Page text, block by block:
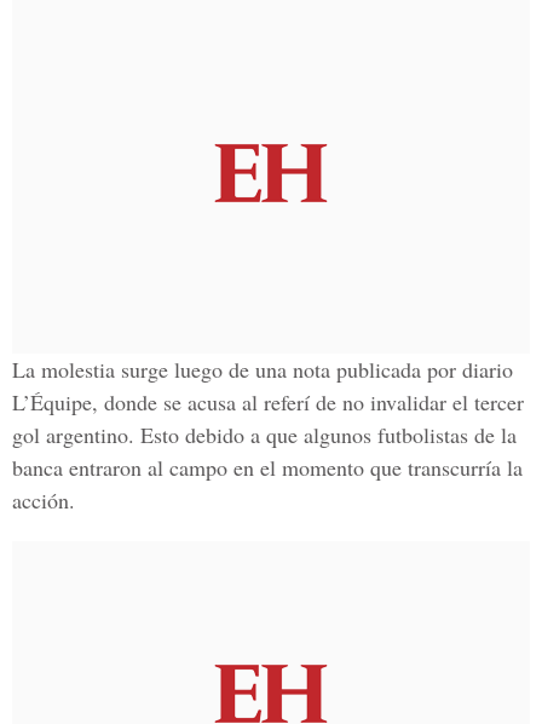
La molestia surge luego de una nota publicada por diario
L’Équipe, donde se acusa al referí de no invalidar el tercer
gol argentino. Esto debido a que algunos futbolistas de la
banca entraron al campo en el momento que transcurría la
acción.